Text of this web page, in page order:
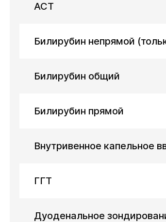
АСТ
Билирубин непрямой
Билирубин общий
Билирубин прямой
Внутривенное капельное
ГГТ
Дуоденальное